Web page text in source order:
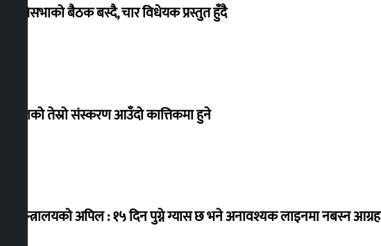
प्रतिनिधिसभाको बैठक बस्दै, चार विधेयक प्रस्तुत हुँदै
एनपीएलको तेस्रो संस्करण आउँदो कात्तिकमा हुने
उद्योग मन्त्रालयको अपिल : १५ दिन पुग्ने ग्यास छ भने अनावश्यक लाइनमा नबस्न आग्रह